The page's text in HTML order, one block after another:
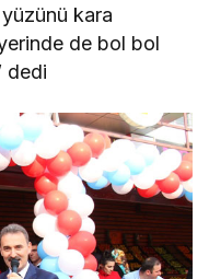
kara
de bol bol
dedi